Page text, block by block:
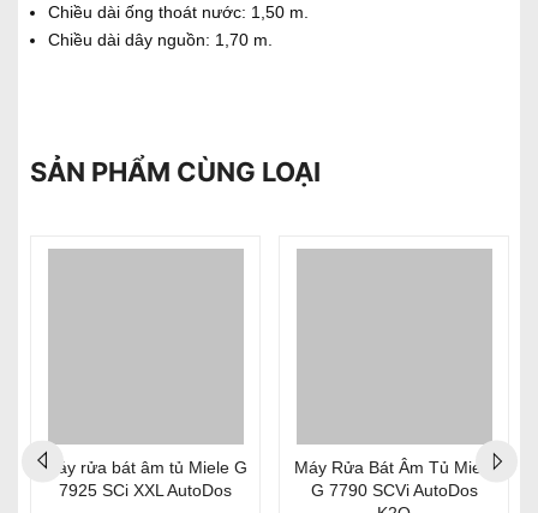
Chiều dài ống thoát nước: 1,50 m.
Chiều dài dây nguồn: 1,70 m.
SẢN PHẨM CÙNG LOẠI
Máy rửa bát âm tủ Miele G
7925 SCi XXL AutoDos
Máy Rửa Bát Âm Tủ Miele
G 7790 SCVi AutoDos